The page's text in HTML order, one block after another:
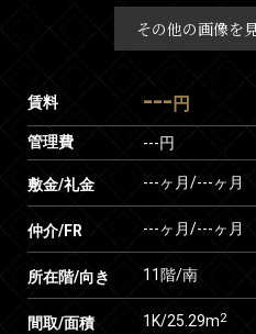
その他の画像を
賃料 --- 円
管理費 ---円
敷金/礼金 ---ヶ月/---ヶ月
仲介/FR ---ヶ月/---ヶ月
所在階/向き 11階/南
間取/面積 1K/25.29m2